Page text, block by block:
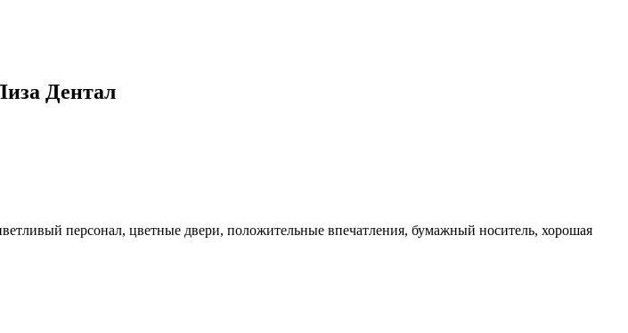
Дентал
персонал, цветные двери, положительные впечатления, бумажный носитель, хорошая